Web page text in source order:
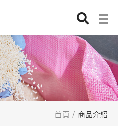
首頁 商品介紹